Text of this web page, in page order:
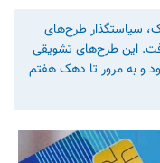
سیاستگذار طرح‌های
این طرح‌های تشویقی
بود و به مرور تا دهک هفتم